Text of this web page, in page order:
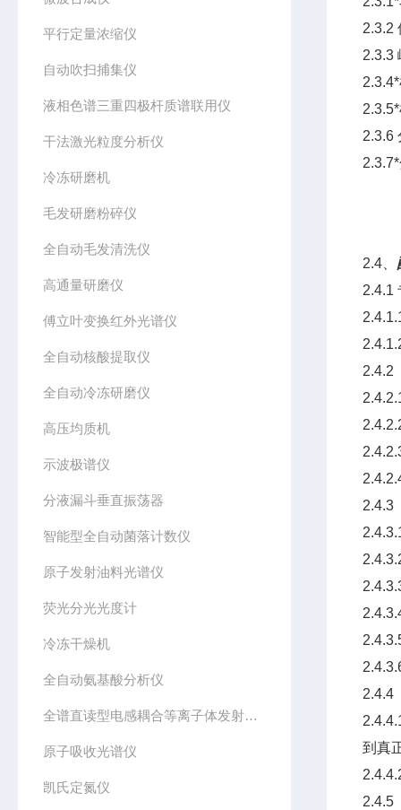
平行定量浓缩仪
自动吹扫捕集仪
液相色谱三重四极杆质谱联用仪
干法激光粒度分析仪
冷冻研磨机
毛发研磨粉碎仪
全自动毛发清洗仪
高通量研磨仪
傅立叶变换红外光谱仪
全自动核酸提取仪
全自动冷冻研磨仪
高压均质机
示波极谱仪
分液漏斗垂直振荡器
智能型全自动菌落计数仪
原子发射油料光谱仪
荧光分光光度计
冷冻干燥机
全自动氨基酸分析仪
全谱直读型电感耦合等离子体发射光谱仪
原子吸收光谱仪
凯氏定氮仪
2.3.2
2.3.3
2.3.6
2.4、
2.4.1
2.4.2
2.4.3
2.4.4
到真
2.4.5